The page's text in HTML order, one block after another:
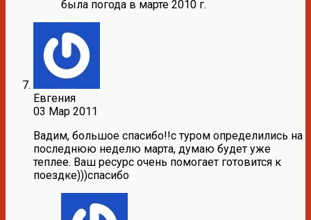
была погода в марте 2010 г.
Евгения
03 Мар 2011
Вадим, большое спасибо!!с туром определились на
последнюю неделю марта, думаю будет уже
теплее. Ваш ресурс очень помогает готовится к
поездке)))спасибо